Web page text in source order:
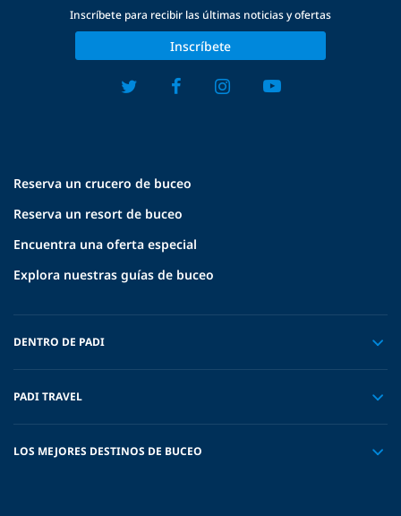
Reserva un crucero de buceo
Reserva un resort de buceo
Encuentra una oferta especial
Explora nuestras guías de buceo
DENTRO DE PADI
PADI TRAVEL
LOS MEJORES DESTINOS DE BUCEO
Inscríbete para recibir las últimas noticias y ofertas
Inscríbete